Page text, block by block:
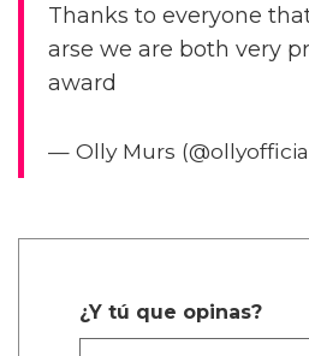
Thanks to everyone
arse we are both very
award
— Olly Murs
¿Y tú que opinas?